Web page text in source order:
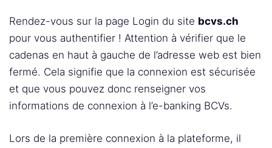
Rendez-vous sur la page Login du site bcvs.ch
pour vous authentifier ! Attention à vérifier que le
cadenas en haut à gauche de l’adresse web est bien
fermé. Cela signifie que la connexion est sécurisée
et que vous pouvez donc renseigner vos
informations de connexion à l’e-banking BCVs.
Lors de la première connexion à la plateforme, il